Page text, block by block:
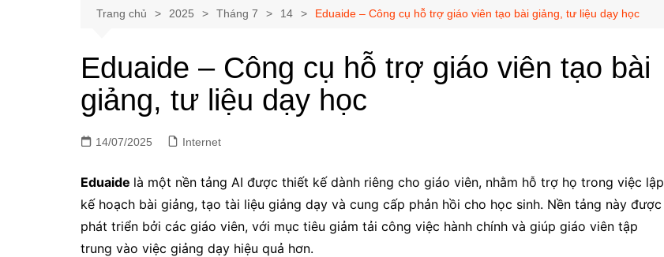
Lập trình C
Lập trình C++
Lập trình Scratch
Lập trình Microbit
Lập trình Web
Microsoft Excel
Windows
Internet
Viết Prompt AI
Fonts Tiếng Việt tuyệt đẹp
Joomla
EduPortal
Lật mảnh ghép
Game Quay số
Toán học
Tiếng Anh
KHTN
Trang chủ 2025 Tháng 7 14 Eduaide – Công cụ hỗ trợ giáo viên tạo bài giảng, tư liệu dạy học
Eduaide – Công cụ hỗ trợ giáo viên tạo bài
giảng, tư liệu dạy học
14/07/2025 Internet
Eduaide là một nền tảng AI được thiết kế dành riêng cho giáo viên, nhằm hỗ trợ họ trong việc lập
kế hoạch bài giảng, tạo tài liệu giảng dạy và cung cấp phản hồi cho học sinh. Nền tảng này được
phát triển bởi các giáo viên, với mục tiêu giảm tải công việc hành chính và giúp giáo viên tập
trung vào việc giảng dạy hiệu quả hơn.